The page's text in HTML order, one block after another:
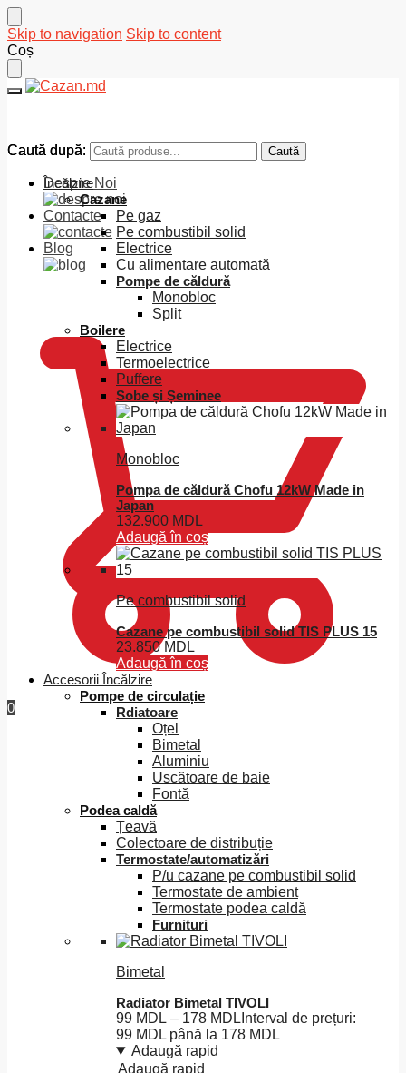
Skip to navigation Skip to content
Coș
Caută după: Caută
Despre Noi
Contacte
Blog
0
Caută după: Caută
Încălzire
Cazane
Pe gaz
Pe combustibil solid
Electrice
Cu alimentare automată
Pompe de căldură
Monobloc
Split
Boilere
Electrice
Termoelectrice
Puffere
Sobe și Șeminee
Monobloc
Pompa de căldură Chofu 12kW Made in
Japan
132.900 MDL
Adaugă în coș
Pe combustibil solid
Cazane pe combustibil solid TIS PLUS 15
23.850MDL
Adaugă în coș
Accesorii Încălzire
Pompe de circulație
Rdiatoare
Oțel
Bimetal
Aluminiu
Uscătoare de baie
Fontă
Podea caldă
Țeavă
Colectoare de distribuție
Termostate/automatizări
P/u cazane pe combustibil solid
Termostate de ambient
Termostate podea caldă
Furnituri
Bimetal
Radiator Bimetal TIVOLI
99 MDL – 178 MDL Interval de prețuri:
99 MDL până la 178 MDL
Adaugă rapid
Adaugă rapid